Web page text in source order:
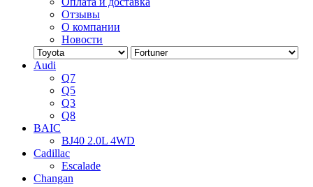
Отзывы
О компании
Новости
Audi
Q7
Q5
Q3
Q8
BAIC
BJ40 2.0L 4WD
Cadillac
Escalade
Changan